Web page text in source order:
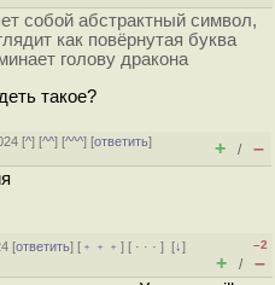
собой абстрактный символ,
как повёрнутая буква
голову дракона
такое?
[^] [^^] [^^^] [ответить]
+ / –
[ответить] [ ﹢﹢﹢] [ · · ·][↓]
–2
+ / –